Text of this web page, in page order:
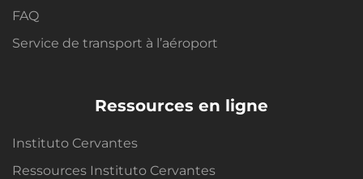
FAQ
Service de transport à l’aéroport
Ressources en ligne
Instituto Cervantes
Ressources Instituto Cervantes